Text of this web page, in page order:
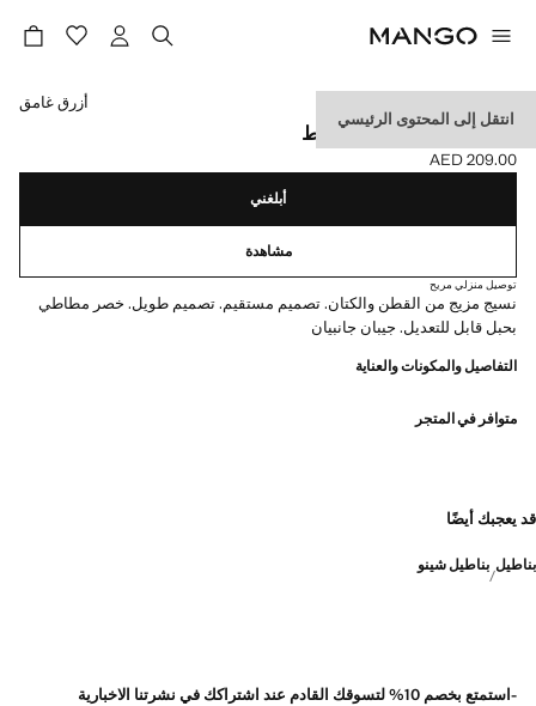
انتقل إلى المحتوى الرئيسي
بنطلون قطن كتان بحبل ربط
السعر الحالي [AED 209.00 ]
AED 209.00
حدد اللون
أزرق غامق
أبلغني
مشاهدة
توصيل منزلي مريح
نسيج مزيج من القطن والكتان. تصميم مستقيم. تصميم طويل. خصر مطاطي
بحبل قابل للتعديل. جيبان جانبيان
التفاصيل والمكونات والعناية
متوافر في المتجر
قد يعجبك أيضًا
بناطيل بناطيل شينو
-استمتع بخصم 10% لتسوقك القادم عند اشتراكك في نشرتنا الاخبارية